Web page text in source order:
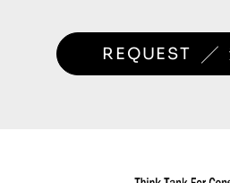
REQUEST ／